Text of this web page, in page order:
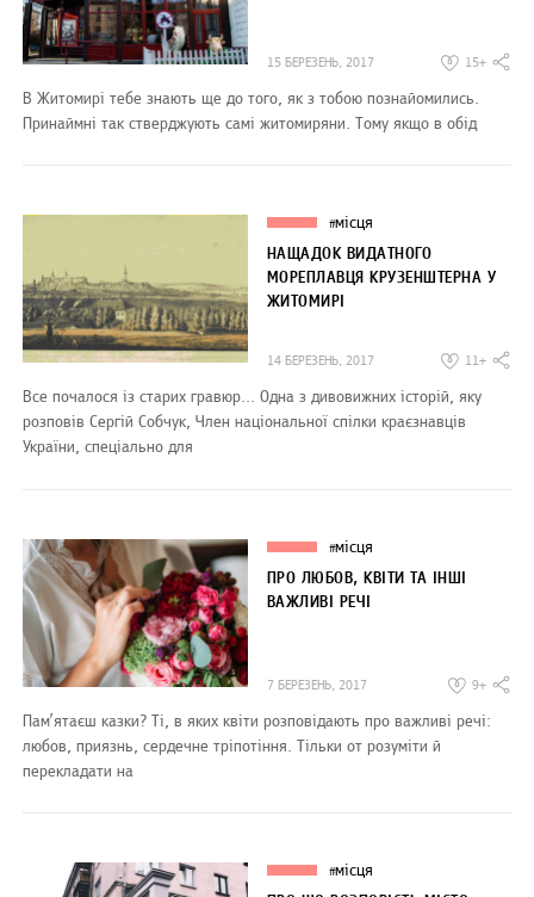
15 БЕРЕЗЕНЬ, 2017 15+
В Житомирі тебе знають ще до того, як з тобою познайомились.
Принаймні так стверджують самі житомиряни. Тому якщо в обід
#місця
НАЩАДОК ВИДАТНОГО
МОРЕПЛАВЦЯ КРУЗЕНШТЕРНА У
ЖИТОМИРІ
14 БЕРЕЗЕНЬ, 2017 11+
Все почалося із старих гравюр... Одна з дивовижних історій, яку
розповів Сергій Собчук, Член національної спілки краєзнавців
України, спеціально для
#місця
ПРО ЛЮБОВ, КВІТИ ТА ІНШІ
ВАЖЛИВІ РЕЧІ
7 БЕРЕЗЕНЬ, 2017 9+
Пам’ятаєш казки? Ті, в яких квіти розповідають про важливі речі:
любов, приязнь, сердечне тріпотіння. Тільки от розуміти й
перекладати на
#місця